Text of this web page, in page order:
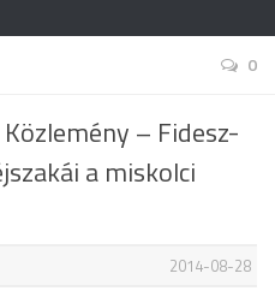
0
– Fidesz-
a miskolci
2014-08-28